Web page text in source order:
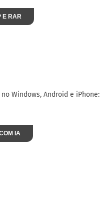
E RAR
Windows, Android e iPhone:
IA